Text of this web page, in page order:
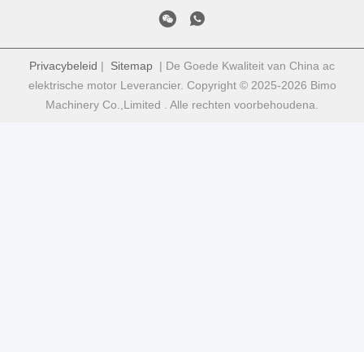
Privacybeleid | Sitemap | De Goede Kwaliteit van China ac
elektrische motor Leverancier. Copyright © 2025-2026 Bimo
Machinery Co.,Limited . Alle rechten voorbehoudena.